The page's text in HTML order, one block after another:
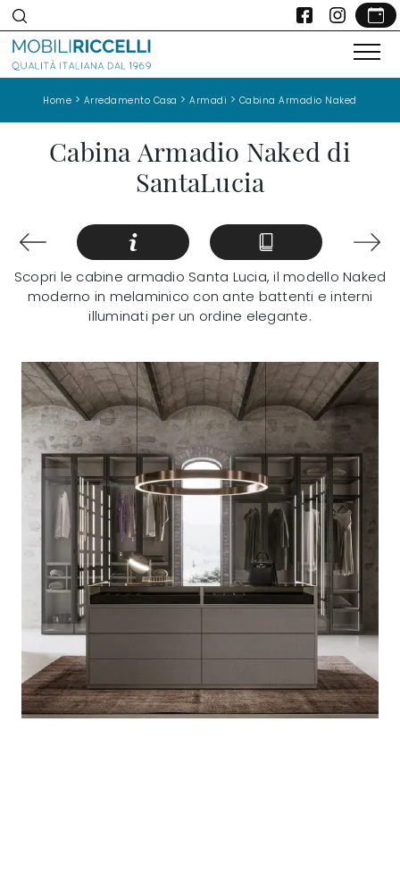
Home > Arredamento Casa >Armadi > Cabina Armadio Naked
Cabina Armadio Naked di
SantaLucia
Scopri le cabine armadio Santa Lucia, il modello Naked
moderno in melaminico con ante battenti e interni
illuminati per un ordine elegante.